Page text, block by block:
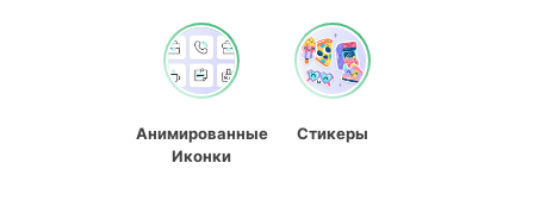
Анимированные
Иконки
Стикеры